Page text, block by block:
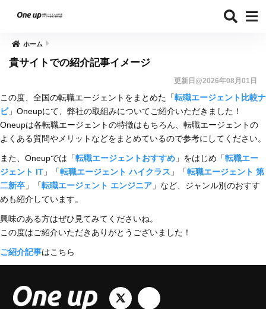
ホーム
貴サイトでの紹介記事イメージ
更新日@2026年08月01日
この度、全国の転職エージェントをまとめた「転職エージェント比較ナ
ビ」Oneupにて、弊社の取組みについてご紹介いただきました！
Oneupは各転職エージェントの特徴はもちろん、転職エージェントの
よくある質問やメリットなどをまとめているので参考にしてください。
また、Oneupでは「転職エージェントおすすめ 」をはじめ「転職エー
ジェント IT 」「転職エージェント ハイクラス 」「転職エージェント 第
二新卒 」「転職エージェント エンジニア 」など、ジャンル別のおすす
めも紹介しています。
興味のある方はぜひ見てみてくださいね。
この度はご紹介いただきありがとうございました！
ご紹介記事はこちら